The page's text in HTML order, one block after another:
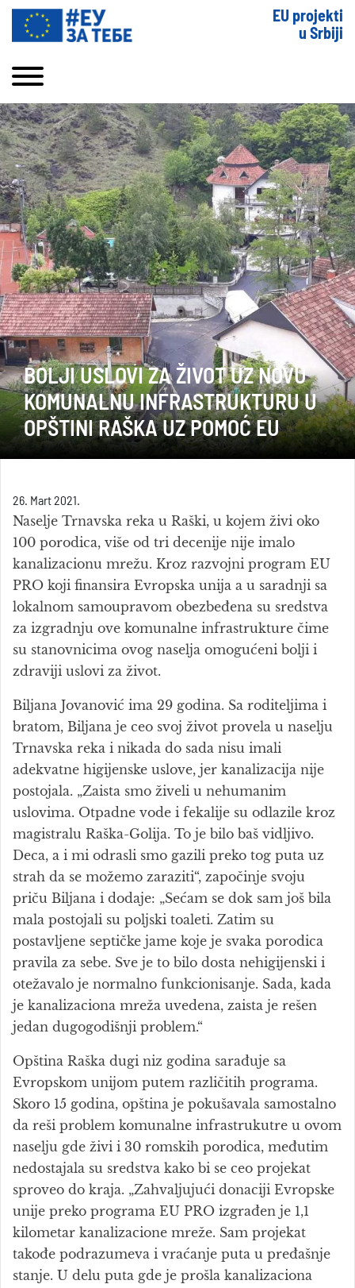
EU projekti
u Srbiji
BOLJI USLOVI ZA ŽIVOT UZ NOVU
KOMUNALNU INFRASTRUKTURU U
OPŠTINI RAŠKA UZ POMOĆ EU
26. Mart 2021.
Naselje Trnavska reka u Raški, u kojem živi oko
100 porodica, više od tri decenije nije imalo
kanalizacionu mrežu. Kroz razvojni program EU
PRO koji finansira Evropska unija a u saradnji sa
lokalnom samoupravom obezbeđena su sredstva
za izgradnju ove komunalne infrastrukture čime
su stanovnicima ovog naselja omogućeni bolji i
zdraviji uslovi za život.
Biljana Jovanović ima 29 godina. Sa roditeljima i
bratom, Biljana je ceo svoj život provela u naselju
Trnavska reka i nikada do sada nisu imali
adekvatne higijenske uslove, jer kanalizacija nije
postojala. „Zaista smo živeli u nehumanim
uslovima. Otpadne vode i fekalije su odlazile kroz
magistralu Raška-Golija. To je bilo baš vidljivo.
Deca, a i mi odrasli smo gazili preko tog puta uz
strah da se možemo zaraziti“, započinje svoju
priču Biljana i dodaje: „Sećam se dok sam još bila
mala postojali su poljski toaleti. Zatim su
postavljene septičke jame koje je svaka porodica
pravila za sebe. Sve je to bilo dosta nehigijenski i
otežavalo je normalno funkcionisanje. Sada, kada
je kanalizaciona mreža uvedena, zaista je rešen
jedan dugogodišnji problem.“
Opština Raška dugi niz godina sarađuje sa
Evropskom unijom putem različitih programa.
Skoro 15 godina, opština je pokušavala samostalno
da reši problem komunalne infrastrukutre u ovom
naselju gde živi i 30 romskih porodica, međutim
nedostajala su sredstva kako bi se ceo projekat
sproveo do kraja. „Zahvaljujući donaciji Evropske
unije preko programa EU PRO izgrađen je 1,1
kilometar kanalizacione mreže. Sam projekat
takođe podrazumeva i vraćanje puta u pređašnje
stanje. U delu puta gde je prošla kanalizaciona